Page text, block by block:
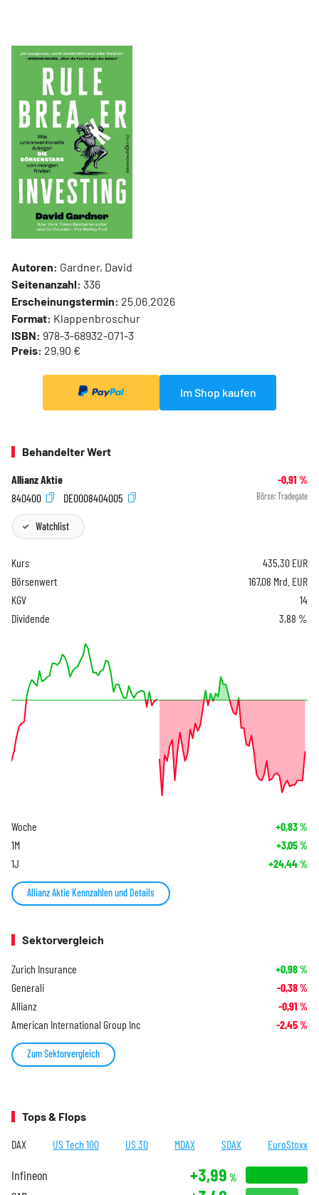
Autoren: Gardner, David
Seitenanzahl: 336
Erscheinungstermin: 25.06.2026
Format: Klappenbroschur
ISBN: 978-3-68932-071-3
Preis: 29,90 €
Im Shop kaufen
Behandelter Wert
Allianz Aktie -0,91 %
840400
DE0008404005 Börse: Tradegate
Watchlist
Kurs 435,30 EUR
Börsenwert
167,08 Mrd. EUR
KGV
14
Dividende
3,88 %
Woche +0,83%
1M +3,05%
1J +24,44%
Allianz Aktie Kennzahlen und Details
Sektorvergleich
Zurich Insurance +0,98%
Generali -0,38%
Allianz -0,91 %
American International Group Inc -2,45%
Zum Sektorvergleich
Tops & Flops
DAX US Tech 100 US 30 MDAX SDAX EuroStoxx
Infineon +3,99 %